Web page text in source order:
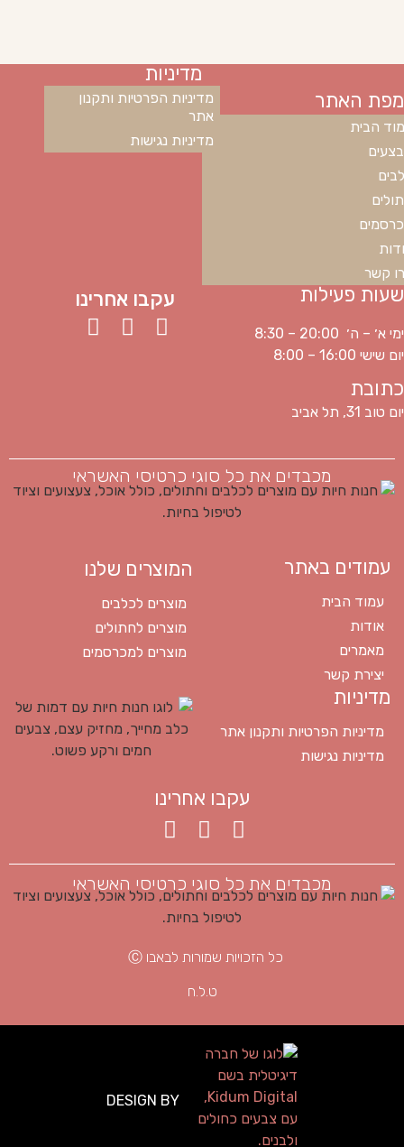
מפת האתר
הבית
קשר
מדיניות
מדיניות הפרטיות ותקנון
אתר
מדיניות נגישות
שעות פעילות
ימי א׳ – ה׳ 20:00 – 8:30
יום שישי 16:00 – 8:00
כתובת
יום טוב 31, תל אביב
עקבו אחרינו
מכבדים את כל סוגי כרטיסי האשראי
עמודים באתר
עמוד הבית
אודות
מאמרים
יצירת קשר
המוצרים שלנו
מוצרים לכלבים
מוצרים לחתולים
מוצרים למכרסמים
מדיניות
מדיניות הפרטיות ותקנון אתר
מדיניות נגישות
עקבו אחרינו
מכבדים את כל סוגי כרטיסי האשראי
כל הזכויות שמורות לבאבו Ⓒ
ט.ל.ח
DESIGN BY